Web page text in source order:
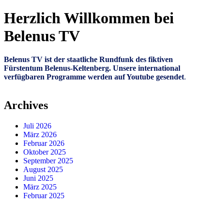
Herzlich Willkommen bei
Belenus TV
Belenus TV ist der staatliche Rundfunk des fiktiven
Fürstentum Belenus-Keltenberg. Unsere international
verfügbaren Programme werden auf Youtube gesendet.
Archives
Juli 2026
März 2026
Februar 2026
Oktober 2025
September 2025
August 2025
Juni 2025
März 2025
Februar 2025